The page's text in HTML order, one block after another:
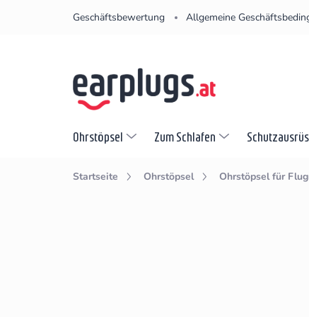
Geschäftsbewertung Allgemeine
Ohrstöpsel Zum Schlafen
Startseite Ohrstöpsel Ohrstöpsel für